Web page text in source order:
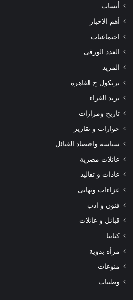
أنساب
أهم الاخبار
اجتماعيات
العدد الورقى
المزيد
برتكول ج القاهرة
بريد القراء
تاريخ ومزارات
حوارات و تقارير
سياسة واقتصاد القبائل
عائلات مصرية
عادات و تقاليد
عزاءات وتهانى
فنون و ادب
قبائل و عائلات
كتابنا
مرأه بدوية
منوعات
وطنيات